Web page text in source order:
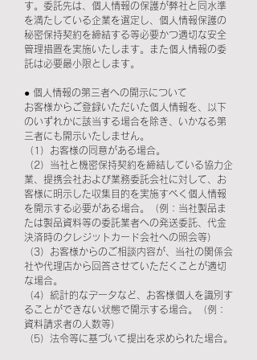
す。委託先は、個人情報の保護が弊社と同水準
を満たしている企業を選定し、個人情報保護の
秘密保持契約を締結する等必要かつ適切な安全
管理措置を実施いたします。また個人情報の委
託は必要最小限とします。
● 個人情報の第三者への開示について
お客様からご登録いただいた個人情報を、以下
のいずれかに該当する場合を除き、いかなる第
三者にも開示いたしません。
（1）お客様の同意がある場合。
（2）当社と機密保持契約を締結している協力企
業、提携会社および業務委託会社に対して、お
客様に明示した収集目的を実施すべく個人情報
を開示する必要がある場合。（例：当社製品ま
たは製品資料等の委託業者への発送委託、代金
決済時のクレジットカード会社への照会等）
（3）お客様からのご相談内容が、当社の関係会
社や代理店から回答させていただくことが適切
な場合。
（4）統計的なデータなど、お客様個人を識別す
ることができない状態で開示する場合。（例：
資料請求者の人数等）
（5）法令等に基づいて提出を求められた場合。